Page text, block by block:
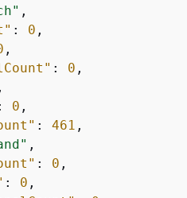
,
: 0 ,
,
: 0 ,
,
0 ,
: 461 ,
,
: 0 ,
: 0 ,